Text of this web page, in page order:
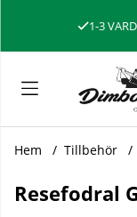
1-3 VARDAGARS
Hem Tillbehör
Resefodral